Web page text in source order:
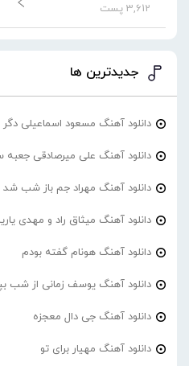
3,612 پست
جدیدترین ها
دانلود آهنگ مسعود اسماعیلی
دانلود آهنگ علی میرصادقی جعبه
دانلود آهنگ مهراد جم باز شب شد
دانلود آهنگ میثاق راد و مهدی
دانلود آهنگ هونام گفته بودم
دانلود آهنگ یوسف زمانی از شب
دانلود آهنگ جی دال معجزه
دانلود آهنگ مهیار برای تو